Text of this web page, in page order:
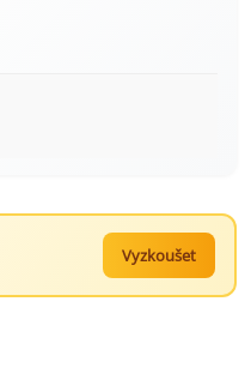
Vyzkoušet